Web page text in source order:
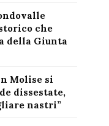
che
della Giunta
Molise si
dissestate,
nastri”